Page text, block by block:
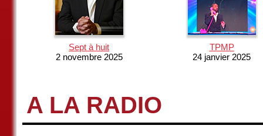
Sept à huit
2 novembre 2025
TPMP
24 janvier 2025
A LA RADIO